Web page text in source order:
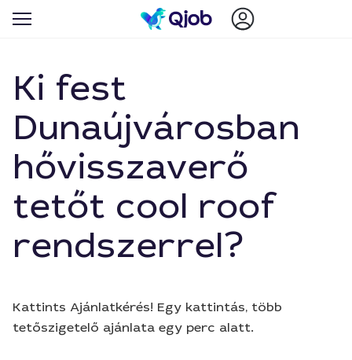
Ki fest
Dunaújvárosban
hővisszaverő
tetőt cool roof
rendszerrel?
Kattints Ajánlatkérés! Egy kattintás, több
tetőszigetelő ajánlata egy perc alatt.